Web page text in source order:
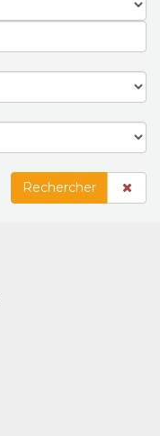
Rechercher